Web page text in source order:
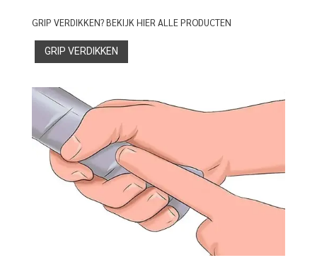
GRIP VERDIKKEN? BEKIJK HIER ALLE PRODUCTEN
GRIP VERDIKKEN